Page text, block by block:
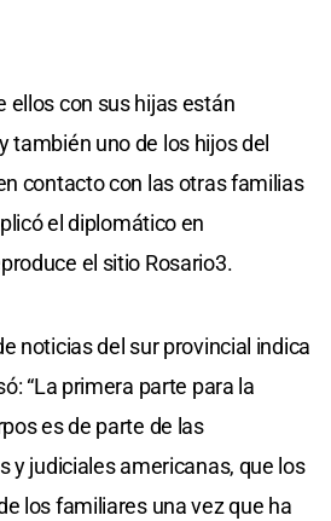
ellos con sus hijas están
también uno de los hijos del
contacto con las otras familias
el diplomático en
el sitio Rosario3.
noticias del sur provincial indica
“La primera parte para la
es de parte de las
y judiciales americanas, que los
los familiares una vez que ha